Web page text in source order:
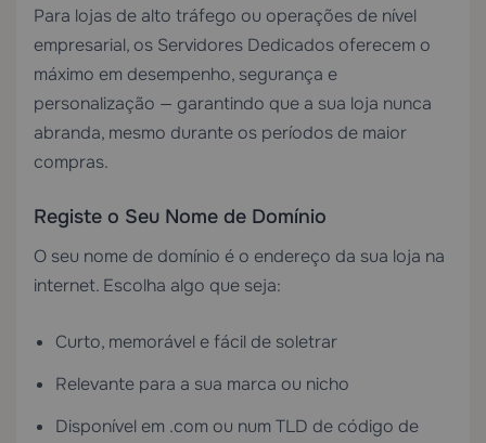
Para lojas de alto tráfego ou operações de nível
empresarial, os Servidores Dedicados oferecem o
máximo em desempenho, segurança e
personalização — garantindo que a sua loja nunca
abranda, mesmo durante os períodos de maior
compras.
Registe o Seu Nome de Domínio
O seu nome de domínio é o endereço da sua loja na
internet. Escolha algo que seja:
Curto, memorável e fácil de soletrar
Relevante para a sua marca ou nicho
Disponível em .com ou num TLD de código de